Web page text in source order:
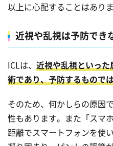
以上に心配することはありま
近視や乱視は予防でき
ICLは、 近視や乱視といっ
術であり、予防するもので
そのため、何かしらの原因
性もあります。また「スマ
距離でスマートフォンを使